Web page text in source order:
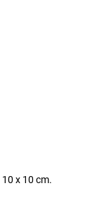
x 10 cm.